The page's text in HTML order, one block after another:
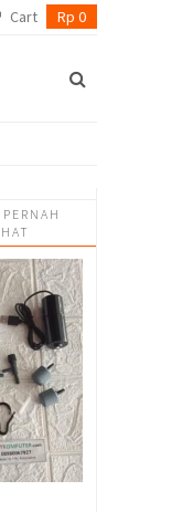
Cart Rp 0